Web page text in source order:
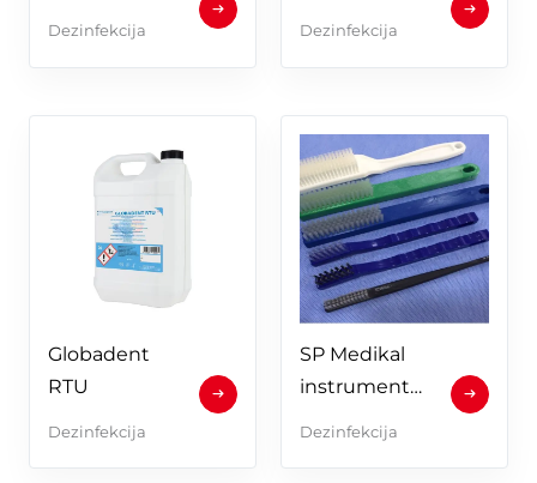
Dezinfekcija Dezinfekcija
Globadent
RTU
Dezinfekcija
SP Medikal
instrumentų
Dezinfekcija